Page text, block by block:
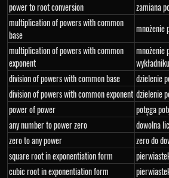
power to root conversion
zamiana
multiplication of powers with common
base
mnożenie
multiplication of powers with common
exponent
mnożenie
wykładniku
division of powers with common base
dzielenie
division of powers with common exponent dzielenie
power of power
potęga
any number to power zero
dowolna
zero to any power
zero do
square root in exponentiation form
cubic root in exponentiation form